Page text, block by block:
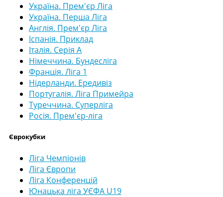
Україна. Прем'єр Ліга
Україна. Перша Ліга
Англія. Прем'єр Ліга
Іспанія. Приклад
Італія. Серія А
Німеччина. Бундесліга
Франція. Ліга 1
Нідерланди. Ередивіз
Португалія. Ліга Примейра
Туреччина. Суперліга
Росія. Прем'єр-ліга
Єврокубки
Ліга Чемпіонів
Ліга Європи
Ліга Конференцій
Юнацька ліга УЄФА U19